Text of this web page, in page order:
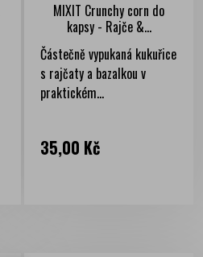
MIXIT Crunchy corn do
kapsy - Rajče &...
Částečně vypukaná kukuřice
s rajčaty a bazalkou v
praktickém...
Cena
35,00 Kč